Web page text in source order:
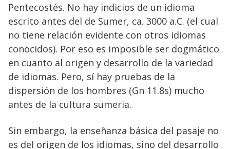
Pentecostés. No hay indicios de un idioma
escrito antes del de Sumer, ca. 3000 a.C. (el cual
no tiene relación evidente con otros idiomas
conocidos). Por eso es imposible ser dogmático
en cuanto al origen y desarrollo de la variedad
de idiomas. Pero, sí hay pruebas de la
dispersión de los hombres (Gn 11.8s) mucho
antes de la cultura sumeria.
Sin embargo, la enseñanza básica del pasaje no
es del origen de los idiomas, sino del desarrollo